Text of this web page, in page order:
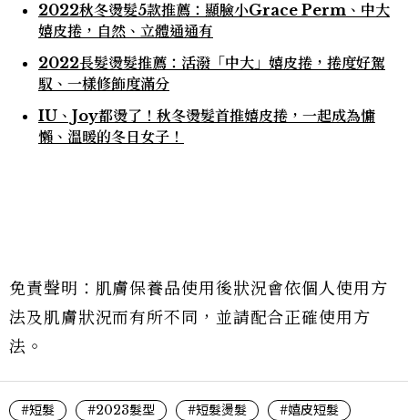
2022秋冬燙髮5款推薦：顯臉小Grace Perm、中大
嬉皮捲，自然、立體通通有
2022長髮燙髮推薦：活潑「中大」嬉皮捲，捲度好駕
馭、一樣修飾度滿分
IU、Joy都燙了！秋冬燙髮首推嬉皮捲，一起成為慵
懶、溫暖的冬日女子！
免責聲明：肌膚保養品使用後狀況會依個人使用方
法及肌膚狀況而有所不同，並請配合正確使用方
法。
#短髮 #2023髮型 #短髮燙髮 #嬉皮短髮